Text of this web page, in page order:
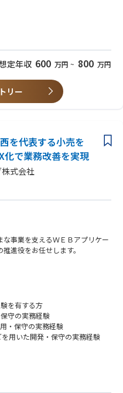
ループの中枢で、潤沢な環境下
、広い視野と多様なスキルを身に
験
定年収 600 万円 ~ 800 万円
リー
を代表する小売を
化で業務改善を実現
式会社
事業を支えるＷＥＢアプリケー
進役をお任せします。
ションのフロントエンド、バッ
ションの企画・設計・ベンダー
広い視野と多様なスキルを身に
を有する方
守の実務経験
・保守の実務経験
用いた開発・保守の実務経験